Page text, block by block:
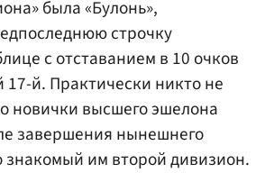
была «Булонь»,
строчку
с отставанием в 10 очков
17-й. Практически никто не
новички высшего эшелона
завершения нынешнего
знакомый им второй дивизион.